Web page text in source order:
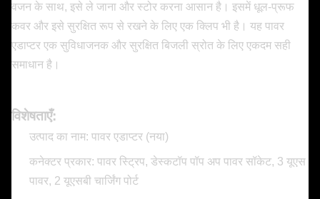
वजन के साथ, इसे ले जाना और स्टोर करना आसान है। इसमें धूल-प्रूफ
कवर और इसे सुरक्षित रूप से रखने के लिए एक क्लिप भी है। यह पावर
एडाप्टर एक सुविधाजनक और सुरक्षित बिजली स्रोत के लिए एकदम सही
समाधान है।
विशेषताएँ:
उत्पाद का नाम: पावर एडाप्टर (नया)
कनेक्टर प्रकार: पावर स्ट्रिप, डेस्कटॉप पॉप अप पावर सॉकेट, 3 यूएस
पावर, 2 यूएसबी चार्जिंग पोर्ट